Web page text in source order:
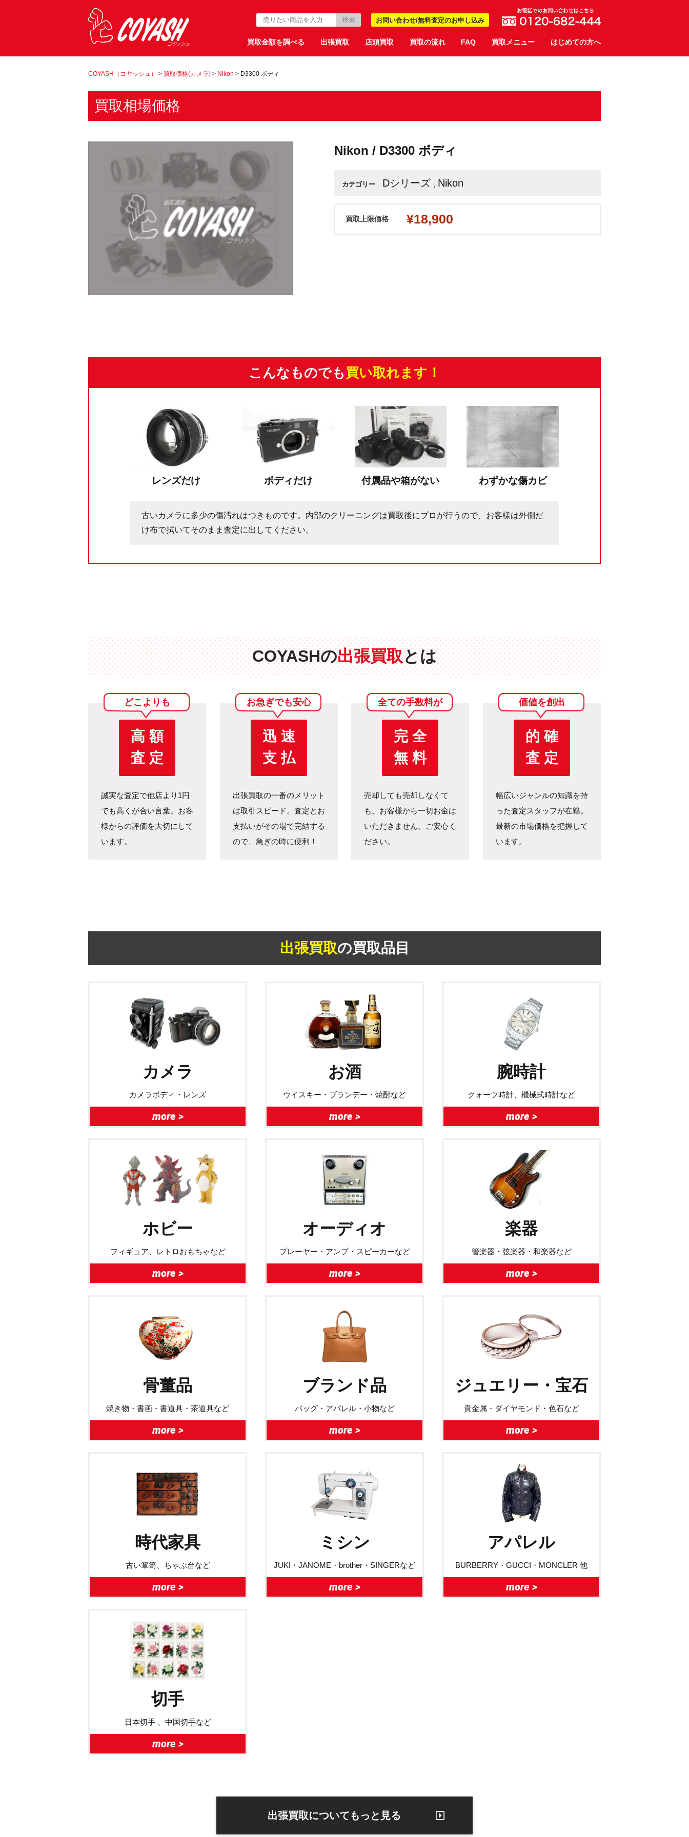
お問い合わせ/無料査定のお申し込み
買取金額を調べる 出張買取 店頭買取 買取の流れ FAQ 買取メニュー はじめての方へ
COYASH（コヤッシュ） > 買取価格(カメラ) > Nikon > D3300 ボディ
買取相場価格
Nikon / D3300 ボディ
カテゴリー Dシリーズ , Nikon
買取上限価格 ¥18,900
こんなものでも 買い取れます！
レンズだけ ボディだけ 付属品や箱がない わずかな傷カビ
古いカメラに多少の傷汚れはつきものです。内部のクリーニングは買取後にプロが行うので、お客様は外側だ
け布で拭いてそのまま査定に出してください。
COYASHの出張買取とは
どこよりも
高 額
査 定
誠実な査定で他店より1円
でも高くが合い言葉。お客
様からの評価を大切にして
います。
お急ぎでも安心
迅 速
支 払
出張買取の一番のメリット
は取引スピード。査定とお
支払いがその場で完結する
ので、急ぎの時に便利！
全ての手数料が
完 全
無 料
売却しても売却しなくて
も、お客様から一切お金は
いただきません。ご安心く
ださい。
価値を創出
的 確
査 定
幅広いジャンルの知識を持
った査定スタッフが在籍。
最新の市場価格を把握して
います。
出張買取の買取品目
カメラ
カメラボディ・レンズ
more >
お酒
ウイスキー・ブランデー・焼酎など
more >
腕時計
クォーツ時計、機械式時計など
more >
ホビー
フィギュア、レトロおもちゃなど
more >
オーディオ
プレーヤー・アンプ・スピーカーなど
more >
楽器
管楽器・弦楽器・和楽器など
more >
骨董品
焼き物・書画・書道具・茶道具など
more >
ブランド品
バッグ・アパレル・小物など
more >
ジュエリー・宝石
貴金属・ダイヤモンド・色石など
more >
時代家具
古い箪笥、ちゃぶ台など
more >
ミシン
JUKI・JANOME・brother・SINGERなど
more >
アパレル
BURBERRY・GUCCI・MONCLER 他
more >
切手
日本切手 、中国切手など
more >
出張買取についてもっと見る